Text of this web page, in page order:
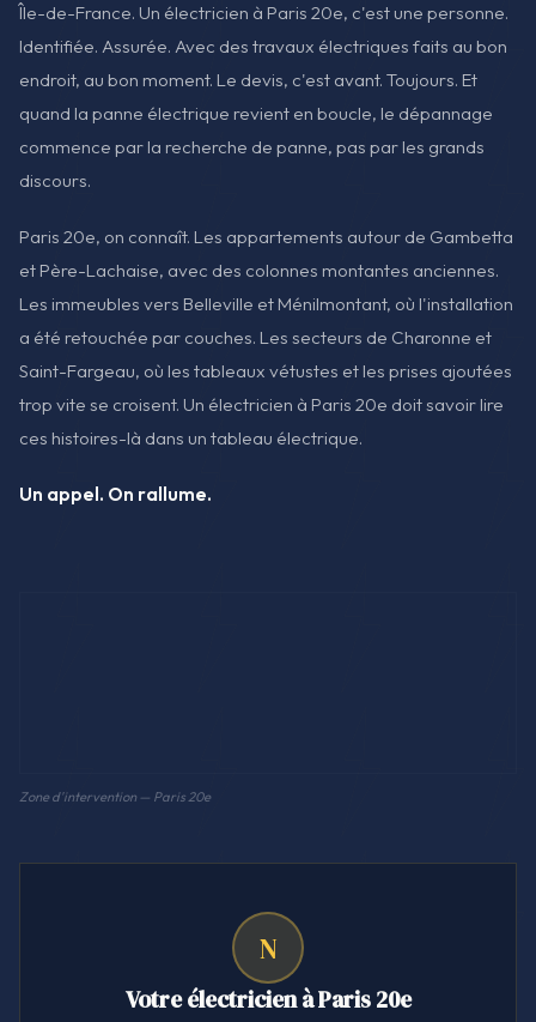
Île-de-France. Un électricien à Paris 20e, c'est une personne.
Identifiée. Assurée. Avec des travaux électriques faits au bon
endroit, au bon moment. Le devis, c'est avant. Toujours. Et
quand la panne électrique revient en boucle, le dépannage
commence par la recherche de panne, pas par les grands
discours.
Paris 20e, on connaît. Les appartements autour de Gambetta
et Père-Lachaise, avec des colonnes montantes anciennes.
Les immeubles vers Belleville et Ménilmontant, où l'installation
a été retouchée par couches. Les secteurs de Charonne et
Saint-Fargeau, où les tableaux vétustes et les prises ajoutées
trop vite se croisent. Un électricien à Paris 20e doit savoir lire
ces histoires-là dans un tableau électrique.
Un appel. On rallume.
Zone d'intervention — Paris 20e
N
Votre électricien à Paris 20e